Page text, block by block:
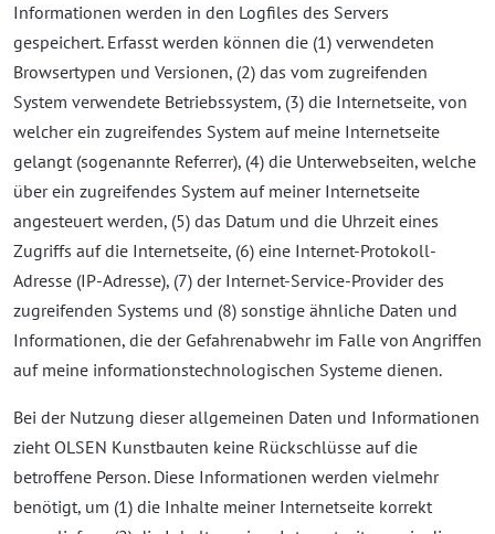
Informationen werden in den Logfiles des Servers
gespeichert. Erfasst werden können die (1) verwendeten
Browsertypen und Versionen, (2) das vom zugreifenden
System verwendete Betriebssystem, (3) die Internetseite, von
welcher ein zugreifendes System auf meine Internetseite
gelangt (sogenannte Referrer), (4) die Unterwebseiten, welche
über ein zugreifendes System auf meiner Internetseite
angesteuert werden, (5) das Datum und die Uhrzeit eines
Zugriffs auf die Internetseite, (6) eine Internet-Protokoll-
Adresse (IP-Adresse), (7) der Internet-Service-Provider des
zugreifenden Systems und (8) sonstige ähnliche Daten und
Informationen, die der Gefahrenabwehr im Falle von Angriffen
auf meine informationstechnologischen Systeme dienen.
Bei der Nutzung dieser allgemeinen Daten und Informationen
zieht OLSEN Kunstbauten keine Rückschlüsse auf die
betroffene Person. Diese Informationen werden vielmehr
benötigt, um (1) die Inhalte meiner Internetseite korrekt